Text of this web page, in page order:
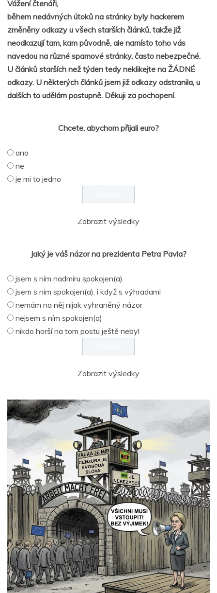
Vážení čtenáři,
během nedávných útoků na stránky byly hackerem
změněny odkazy u všech starších článků, takže již
neodkazují tam, kam původně, ale namísto toho vás
navedou na různé spamové stránky, často nebezpečné.
U článků starších než týden tedy neklikejte na ŽÁDNÉ
odkazy. U některých článků jsem již odkazy odstranila, u
dalších to udělám postupně. Děkuji za pochopení.
Chcete, abychom přijali euro?
ano
ne
je mi to jedno
Zobrazit výsledky
Jaký je váš názor na prezidenta Petra Pavla?
jsem s ním nadmíru spokojen(a)
jsem s ním spokojen(a), i když s výhradami
nemám na něj nijak vyhraněný názor
nejsem s ním spokojen(a)
nikdo horší na tom postu ještě nebyl
Zobrazit výsledky